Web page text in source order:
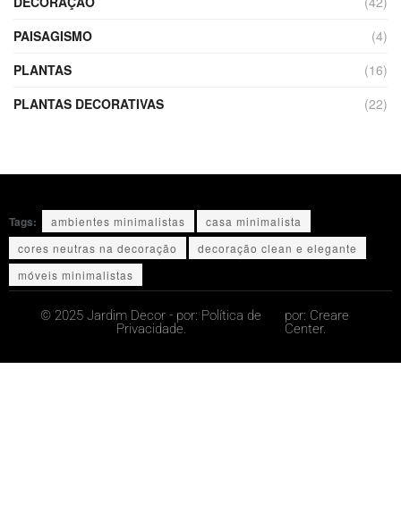
PAISAGISMO
(4)
PLANTAS
(16)
PLANTAS DECORATIVAS
(22)
Tags: ambientes minimalistas
casa minimalista
cores neutras na decoração
decoração clean e elegante
móveis minimalistas
© 2025 Jardim Decor - por: Política de
Privacidade.
por: Creare
Center.